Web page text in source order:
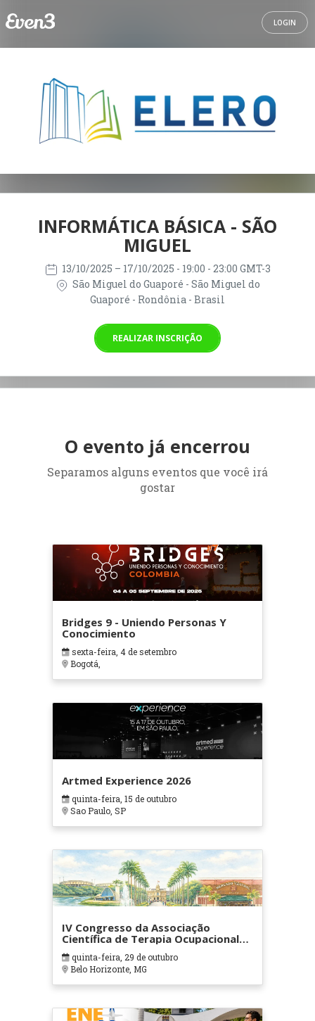
LOGIN
INFORMÁTICA BÁSICA - SÃO
MIGUEL
13/10/2025 – 17/10/2025 - 19:00 - 23:00 GMT-3
São Miguel do Guaporé - São Miguel do
Guaporé - Rondônia - Brasil
REALIZAR INSCRIÇÃO
O evento já encerrou
Separamos alguns eventos que você irá
gostar
Bridges 9 - Uniendo Personas Y
Conocimiento
sexta-feira, 4 de setembro
Bogotá,
Artmed Experience 2026
quinta-feira, 15 de outubro
Sao Paulo, SP
IV Congresso da Associação
Científica de Terapia Ocupacional
em Contextos Hospitalares e
Cuidados Paliativos - ATOHOSP
quinta-feira, 29 de outubro
Belo Horizonte, MG